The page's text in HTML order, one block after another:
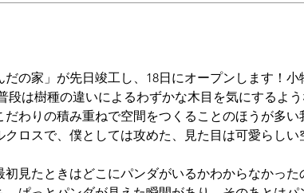
の家」が先日竣工し、18日にオープンします！ 小
段は樹種の違いによるわずかな木目を気にするよ
わりの積み重ねで空間をつくることのほうが多い
ロスで、僕としては攻めた、見た目は可愛らしい
見たときはどこにパンダがいるかわからなかった